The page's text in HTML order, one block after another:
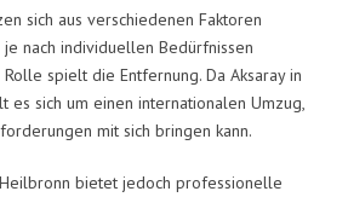
sich aus verschiedenen Faktoren
je nach individuellen Bedürfnissen
spielt die Entfernung. Da Aksaray in
es sich um einen internationalen Umzug,
mit sich bringen kann.
bietet jedoch professionelle